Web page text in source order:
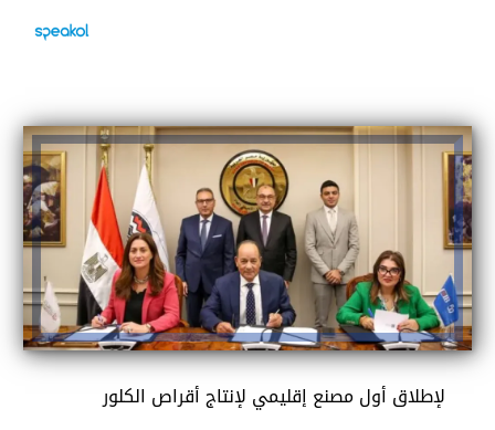
لإطلاق أول مصنع إقليمي لإنتاج أقراص الكلور